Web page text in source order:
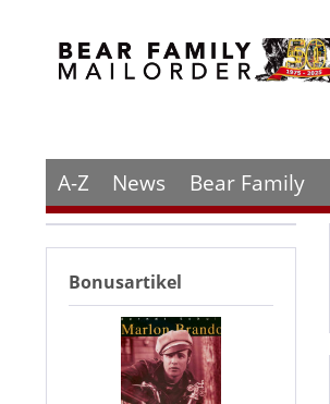
A-Z News Bear Family
Bonusartikel